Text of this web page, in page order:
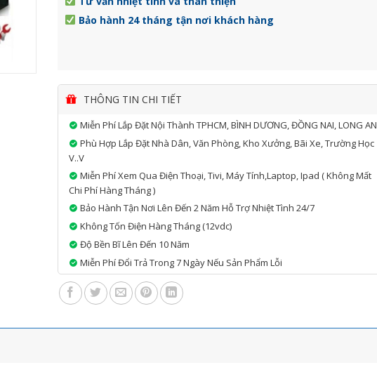
Bảo hành 24 tháng tận nơi khách hàng
THÔNG TIN CHI TIẾT
Miễn Phí Lắp Đặt Nội Thành TPHCM, BÌNH DƯƠNG, ĐỒNG NAI, LONG AN
Phù Hợp Lắp Đặt Nhà Dân, Văn Phòng, Kho Xưởng, Bãi Xe, Trường Học
V..v
Miễn Phí Xem Qua Điện Thoại, Tivi, Máy Tính,laptop, Ipad ( Không Mất
Chi Phí Hàng Tháng )
Bảo Hành Tận Nơi Lên Đến 2 Năm Hỗ Trợ Nhiệt Tình 24/7
Không Tốn Điện Hàng Tháng (12vdc)
Độ Bền Bĩ Lên Đến 10 Năm
Miễn Phí Đổi Trả Trong 7 Ngày Nếu Sản Phẩm Lỗi